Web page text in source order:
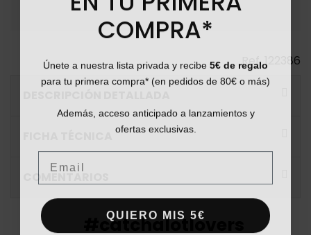
Ref. 122386
#catchalotlovers
COMPRA*
Únete a nuestra lista privada y recibe 5€ de regalo
para tu primera compra* (en pedidos de 80€ o más)
Además, acceso anticipado a lanzamientos y
ofertas exclusivas.
Email
QUIERO MIS 5€